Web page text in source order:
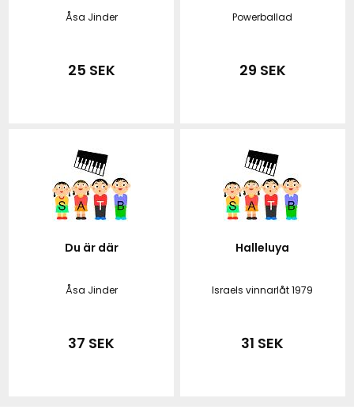
Åsa Jinder
25 SEK
Powerballad
29 SEK
Du är där
Åsa Jinder
37 SEK
Halleluya
Israels vinnarlåt 1979
31 SEK